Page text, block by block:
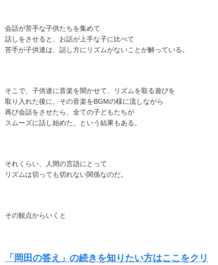
会話が苦手な子供たちを集めて
話しをさせると、お話が上手な子に比べて
苦手が子供達は、話し方にリズムがないことが解っている。
そこで、子供達に音楽を聞かせて、リズムを取る遊びを
取り入れた後に、その音楽をBGMの様に流しながら
再び会話をさせたら、全ての子どもたちが
スムーズに話し始めた。という結果もある。
それくらい、人間の言語にとって
リズムは切っても切れない関係なのだ。
その観点からいくと
「岡田の答え」の続きを知りたい方はここをクリ